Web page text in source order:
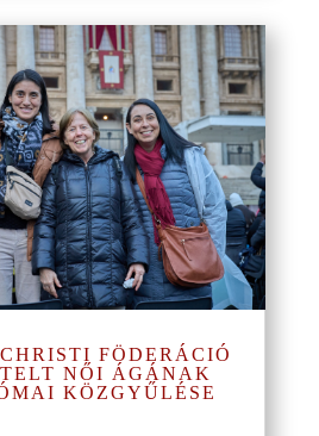
FÖDERÁCIÓ
NŐI ÁGÁNAK
KÖZGYŰLÉSE